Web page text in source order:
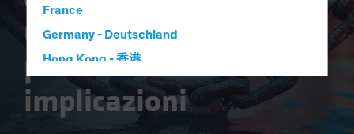
France
Germany - Deutschland
Hong Kong - 香港
Iceland
un'analisi
preliminare delle
implicazioni